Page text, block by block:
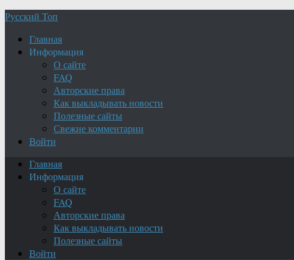
Русский Топ
Главная
Информация
О сайте
FAQ
Авторские права
Как выкладывать новости
Полезные сайты
Свежие комментарии
Войти
Главная
Информация
О сайте
FAQ
Авторские права
Как выкладывать новости
Полезные сайты
Войти